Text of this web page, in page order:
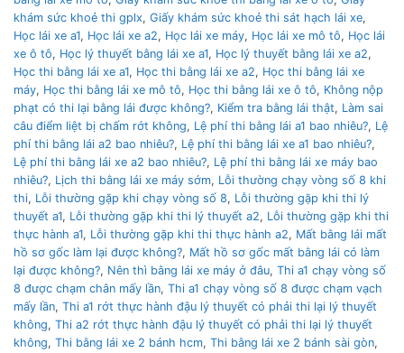
khám sức khoẻ thi gplx, Giấy khám sức khoẻ thi sát hạch lái xe,
Học lái xe a1, Học lái xe a2, Học lái xe máy, Học lái xe mô tô, Học lái
xe ô tô, Học lý thuyết bằng lái xe a1, Học lý thuyết bằng lái xe a2,
Học thi bằng lái xe a1, Học thi bằng lái xe a2, Học thi bằng lái xe
máy, Học thi bằng lái xe mô tô, Học thi bằng lái xe ô tô, Không nộp
phạt có thi lại bằng lái được không?, Kiểm tra bằng lái thật, Làm sai
câu điểm liệt bị chấm rớt không, Lệ phí thi bằng lái a1 bao nhiêu?, Lệ
phí thi bằng lái a2 bao nhiêu?, Lệ phí thi bằng lái xe a1 bao nhiêu?,
Lệ phí thi bằng lái xe a2 bao nhiêu?, Lệ phí thi bằng lái xe máy bao
nhiêu?, Lịch thi bằng lái xe máy sớm, Lỗi thường chạy vòng số 8 khi
thi, Lỗi thường gặp khi chạy vòng số 8, Lỗi thường gặp khi thi lý
thuyết a1, Lỗi thường gặp khi thi lý thuyết a2, Lỗi thường gặp khi thi
thực hành a1, Lỗi thường gặp khi thi thực hành a2, Mất bằng lái mất
hồ sơ gốc làm lại được không?, Mất hồ sơ gốc mất bằng lái có làm
lại được không?, Nên thì bằng lái xe máy ở đâu, Thi a1 chạy vòng số
8 được chạm chân mấy lần, Thi a1 chạy vòng số 8 được chạm vạch
mấy lần, Thi a1 rớt thực hành đậu lý thuyết có phải thi lại lý thuyết
không, Thi a2 rớt thực hành đậu lý thuyết có phải thi lại lý thuyết
không, Thi bằng lái xe 2 bánh hcm, Thi bằng lái xe 2 bánh sài gòn,